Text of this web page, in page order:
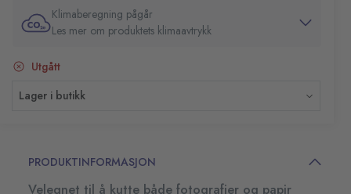
Klimaberegning pågår
Les mer om produktets klimaavtrykk
Utgått
Lager i butikk
PRODUKTINFORMASJON
Velegnet til å kutte både fotografier og papir